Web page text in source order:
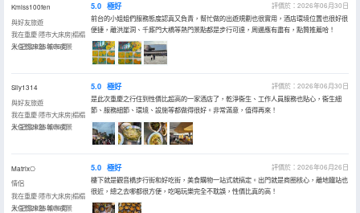
Kmiss100fen
與好友旅遊
我在重慶·隱市大床房|榻榻
米·記憶床墊·城市夜景
入住於2026年06月
5.0 極好
評價於：2026年06月30日
前台的小姐姐們服務態度認真又負責，幫忙做的出遊規劃也很實用，酒店環境位置也很好很
便捷，離洪崖洞、千廝門大橋等熱門景點都是步行可達，周邊應有盡有，點贊推薦哈！
Sily1314
與好友旅遊
我在重慶·隱市大床房|榻榻
米·記憶床墊·城市夜景
入住於2026年06月
5.0 極好
評價於：2026年06月30日
是此次重慶之行住到性價比超高的一家酒店了，乾淨衞生、工作人員服務也貼心，衞生細
節、服務細節、環境、設施等都做得很好。非常滿意，值得再來！
Matrix⎔
情侶
我在重慶·隱市大床房|榻榻
米·記憶床墊·城市夜景
入住於2026年06月
5.0 極好
評價於：2026年06月26日
樓下就是觀音橋步行街和好吃街，美食購物一站式就搞定。出門就是商圈核心，離地鐵站也
很近，總之去哪都很方便，吃喝玩樂完全不耽誤，性價比真的高！